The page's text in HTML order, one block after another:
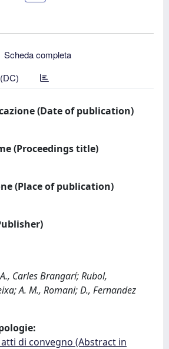
Scheda completa
(Date of publication)
(Proceedings title)
(Place of publication)
Carles Brangarí; Rubol,
A. M., Romani; D., Fernandez
di convegno (Abstract in